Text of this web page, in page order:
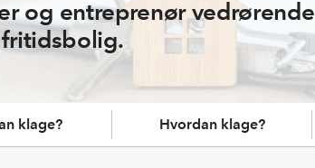
og entreprenør vedrørende
klage? Hvordan klage?